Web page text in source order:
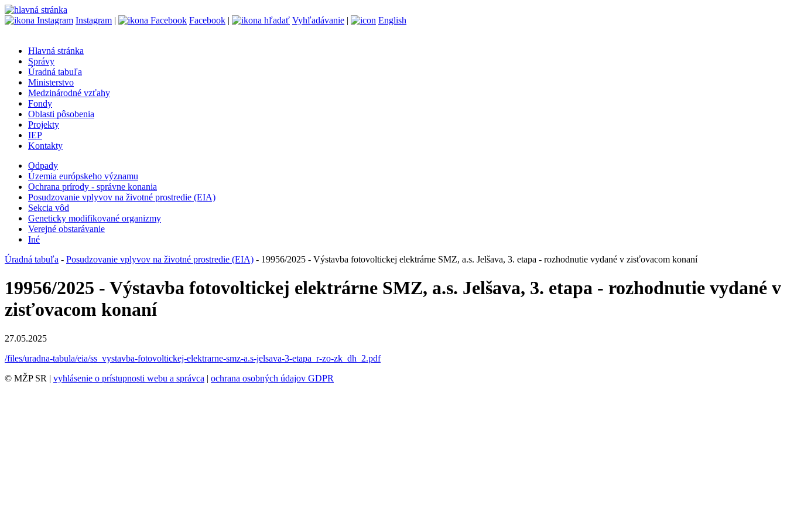
Instagram | Facebook | Vyhľadávanie | English
Hlavná stránka
Správy
Úradná tabuľa
Ministerstvo
Medzinárodné vzťahy
Fondy
Oblasti pôsobenia
Projekty
IEP
Kontakty
Odpady
Územia európskeho významu
Ochrana prírody - správne konania
Posudzovanie vplyvov na životné prostredie (EIA)
Sekcia vôd
Geneticky modifikované organizmy
Verejné obstarávanie
Iné
Úradná tabuľa - Posudzovanie vplyvov na životné prostredie (EIA) - 19956/2025 - Výstavba fotovoltickej elektrárne SMZ, a.s. Jelšava, 3. etapa - rozhodnutie vydané v zisťovacom konaní
19956/2025 - Výstavba fotovoltickej elektrárne SMZ, a.s. Jelšava, 3. etapa - rozhodnutie vydané v
zisťovacom konaní
27.05.2025
/files/uradna-tabula/eia/ss_vystavba-fotovoltickej-elektrarne-smz-a.s-jelsava-3-etapa_r-zo-zk_dh_2.pdf
© MŽP SR | vyhlásenie o prístupnosti webu a správca | ochrana osobných údajov GDPR